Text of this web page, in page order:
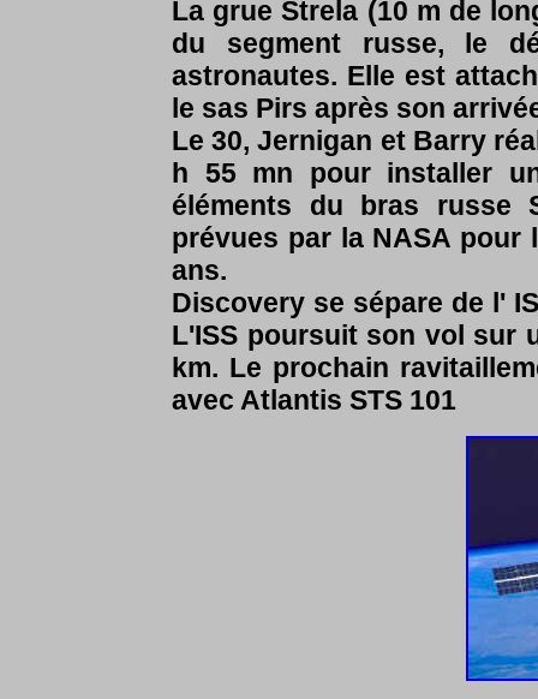
La grue Strela (10 m de
du segment russe, le
astronautes. Elle est
le sas Pirs après son
Le 30, Jernigan et Barry
h 55 mn pour installer
éléments du bras russe
prévues par la NASA
ans.
Discovery se sépare de l'
L'ISS poursuit son vol sur
km. Le prochain
avec Atlantis STS 101